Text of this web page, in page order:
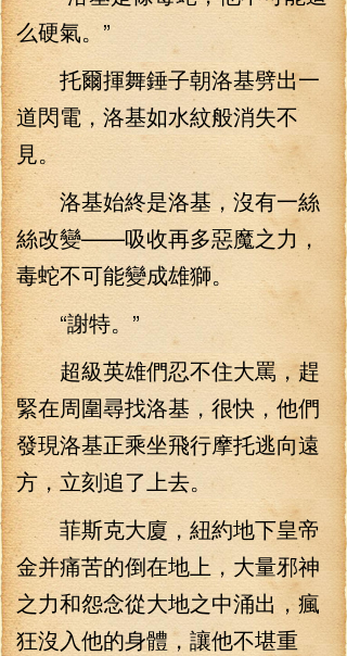
么硬氣。”
托爾揮舞錘子朝洛基劈出一
道閃電，洛基如水紋般消失不
見。
洛基始終是洛基，沒有一絲
絲改變——吸收再多惡魔之力，
毒蛇不可能變成雄獅。
“謝特。”
超級英雄們忍不住大罵，趕
緊在周圍尋找洛基，很快，他們
發現洛基正乘坐飛行摩托逃向遠
方，立刻追了上去。
菲斯克大廈，紐約地下皇帝
金并痛苦的倒在地上，大量邪神
之力和怨念從大地之中涌出，瘋
狂沒入他的身體，讓他不堪重